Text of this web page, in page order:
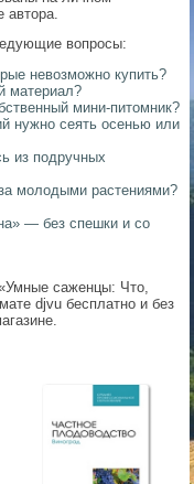
автора.
вопросы:
невозможно купить?
материал?
мини-питомник?
нужно сеять осенью или
из подручных
молодыми растениями?
— без спешки и со
саженцы: Что,
djvu бесплатно и без